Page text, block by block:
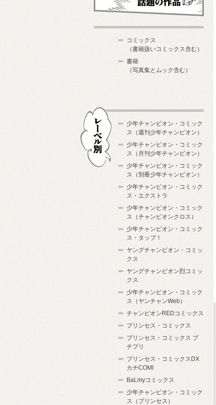
コミックス
（書籍扱いコミックス含む）
書籍
（写真集とムック含む）
少年チャンピオン・コミック
ス（週刊少年チャンピオン）
少年チャンピオン・コミック
ス（月刊少年チャンピオン）
少年チャンピオン・コミック
ス（別冊少年チャンピオン）
少年チャンピオン・コミック
ス・エクストラ
少年チャンピオン・コミック
ス（チャンピオンクロス）
少年チャンピオン・コミック
ス・タップ！
ヤングチャンピオン・コミッ
クス
ヤングチャンピオン烈コミッ
クス
少年チャンピオン・コミック
ス（ヤンチャンWeb）
チャンピオンREDコミックス
プリンセス・コミックス
プリンセス・コミックス プ
チプリ
プリンセス・コミックスDX
カチCOMI
BaLmyコミックス
少年チャンピオン・コミック
ス（プリンセス）